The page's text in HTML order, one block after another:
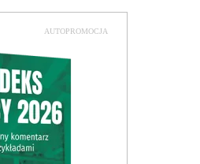
AUTOPROMOCJA